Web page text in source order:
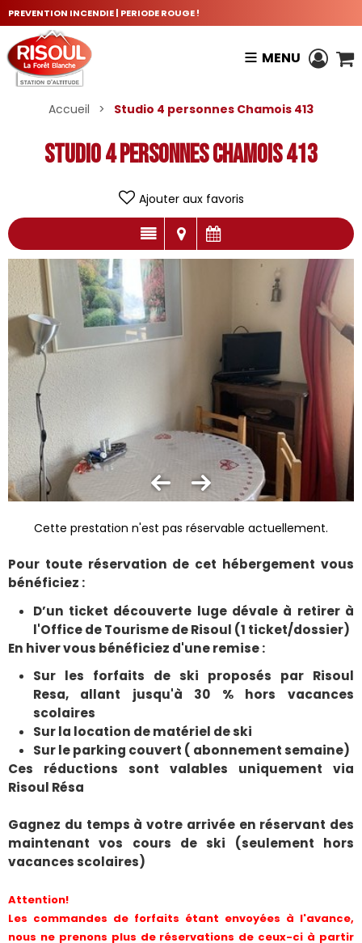
PREVENTION INCENDIE | PERIODE ROUGE !
MENU
Accueil > Studio 4 personnes Chamois 413
Studio 4 personnes Chamois 413
Ajouter aux favoris
Cette prestation n'est pas réservable actuellement.
Pour toute réservation de cet hébergement vous
bénéficiez :
D’un ticket découverte luge dévale à retirer à
l'Office de Tourisme de Risoul (1 ticket/dossier)
En hiver vous bénéficiez d'une remise :
Sur les forfaits de ski proposés par Risoul
Resa, allant jusqu'à 30 % hors vacances
scolaires
Sur la location de matériel de ski
Sur le parking couvert ( abonnement semaine)
Ces réductions sont valables uniquement via
Risoul Résa
Gagnez du temps à votre arrivée en réservant des
maintenant vos cours de ski (seulement hors
vacances scolaires)
Attention!
Les commandes de forfaits étant envoyées à l'avance,
nous ne prenons plus de réservations de ceux-ci à partir